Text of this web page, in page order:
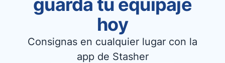
guarda tu equipaje
hoy
Consignas en cualquier lugar con la
app de Stasher